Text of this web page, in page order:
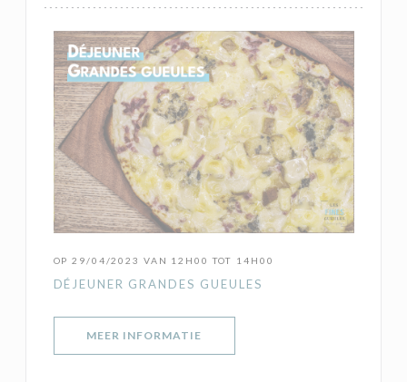
OP 29/04/2023 VAN 12H00 TOT 14H00
DÉJEUNER GRANDES GUEULES
MEER INFORMATIE